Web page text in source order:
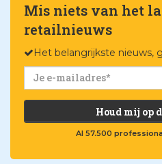
Mis niets van het
retailnieuws
Het belangrijkste nieuws,
Houd mij op
Al 57.500